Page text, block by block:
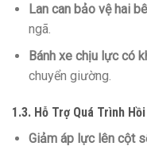
Lan can bảo vệ hai
ngã.
Bánh xe chịu lực có
chuyển giường.
1.3. Hỗ Trợ Quá Trình
Giảm áp lực lên cột